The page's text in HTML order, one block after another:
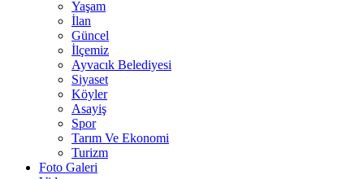
Yaşam
İlan
Güncel
İlçemiz
Ayvacık Belediyesi
Siyaset
Köyler
Asayiş
Spor
Tarım Ve Ekonomi
Turizm
Foto Galeri